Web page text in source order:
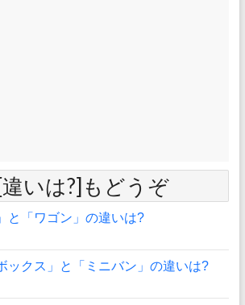
いは?]もどうぞ
と「ワゴン」の違いは?
ックス」と「ミニバン」の違いは?